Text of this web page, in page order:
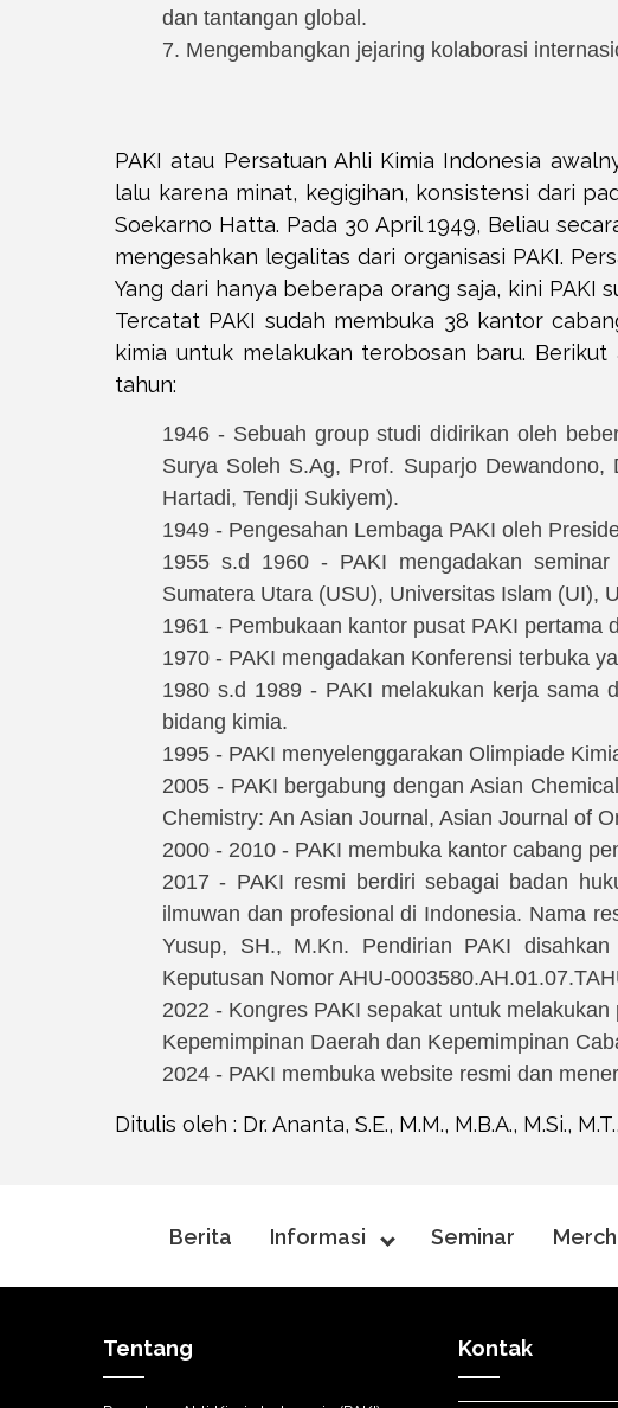
dan tantangan global.
7. Mengembangkan jejaring kolaborasi
PAKI atau Persatuan Ahli Kimia Indonesia
lalu karena minat, kegigihan, konsistensi dari
Soekarno Hatta. Pada 30 April 1949, Beliau
mengesahkan legalitas dari organisasi PAKI.
Yang dari hanya beberapa orang saja, kini PAKI
Tercatat PAKI sudah membuka 38 kantor
kimia untuk melakukan terobosan baru.
tahun:
1946 - Sebuah group studi didirikan oleh
Surya Soleh S.Ag, Prof. Suparjo
Hartadi, Tendji Sukiyem).
1949 - Pengesahan Lembaga PAKI oleh
1955 s.d 1960 - PAKI mengadakan
Sumatera Utara (USU), Universitas Islam (UI),
1961 - Pembukaan kantor pusat PAKI pertama
1970 - PAKI mengadakan Konferensi terbuka
1980 s.d 1989 - PAKI melakukan kerja sama
bidang kimia.
1995 - PAKI menyelenggarakan Olimpiade
2005 - PAKI bergabung dengan Asian
Chemistry: An Asian Journal, Asian Journal of
2000 - 2010 - PAKI membuka kantor cabang
2017 - PAKI resmi berdiri sebagai badan
ilmuwan dan profesional di Indonesia. Nama
Yusup, SH., M.Kn. Pendirian PAKI
Keputusan Nomor AHU-
2022 - Kongres PAKI sepakat untuk
Kepemimpinan Daerah dan Kepemimpinan
2024 - PAKI membuka website resmi dan
Ditulis oleh : Dr. Ananta, S.E., M.M., M.B.A., M.Si.,
Berita Informasi Seminar
Tentang Kontak